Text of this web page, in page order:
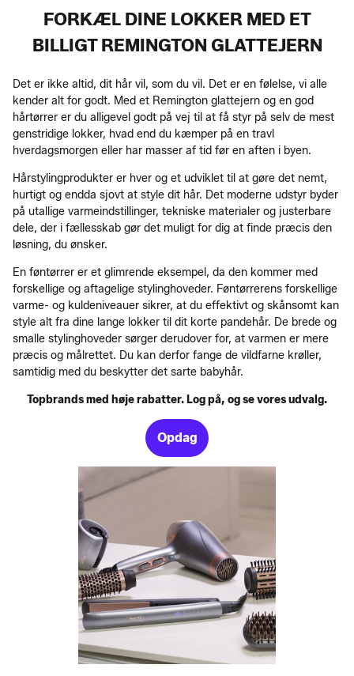
FORKÆL DINE LOKKER MED ET
BILLIGT REMINGTON GLATTEJERN
Det er ikke altid, dit hår vil, som du vil. Det er en følelse, vi alle
kender alt for godt. Med et Remington glattejern og en god
hårtørrer er du alligevel godt på vej til at få styr på selv de mest
genstridige lokker, hvad end du kæmper på en travl
hverdagsmorgen eller har masser af tid før en aften i byen.
Hårstylingprodukter er hver og et udviklet til at gøre det nemt,
hurtigt og endda sjovt at style dit hår. Det moderne udstyr byder
på utallige varmeindstillinger, tekniske materialer og justerbare
dele, der i fællesskab gør det muligt for dig at finde præcis den
løsning, du ønsker.
En føntørrer er et glimrende eksempel, da den kommer med
forskellige og aftagelige stylinghoveder. Føntørrerens forskellige
varme- og kuldeniveauer sikrer, at du effektivt og skånsomt kan
style alt fra dine lange lokker til dit korte pandehår. De brede og
smalle stylinghoveder sørger derudover for, at varmen er mere
præcis og målrettet. Du kan derfor fange de vildfarne krøller,
samtidig med du beskytter det sarte babyhår.
Topbrands med høje rabatter. Log på, og se vores udvalg.
Opdag